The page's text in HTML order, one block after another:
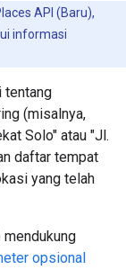
API (Baru),
informasi
tentang
(misalnya,
Solo" atau "Jl.
daftar tempat
yang telah
mendukung
opsional